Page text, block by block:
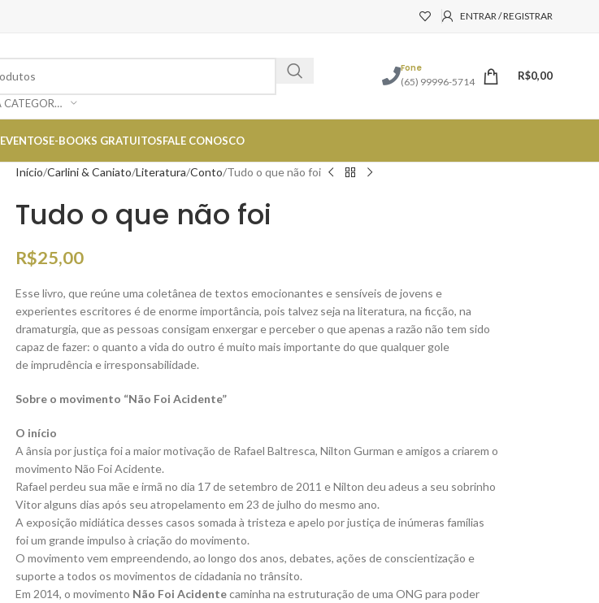
ENTRAR / REGISTRAR
SELECIONE A CATEGORIA
Fone
(65) 99996-5714
R$0,00
EVENTOSE-BOOKS GRATUITOSFALE CONOSCO
Início Carlini & Caniato Literatura Conto Tudo o que não foi
Tudo o que não foi
R$25,00
Esse livro, que reúne uma coletânea de textos emocionantes e sensíveis de jovens e
experientes escritores é de enorme importância, pois talvez seja na literatura, na ficção, na
dramaturgia, que as pessoas consigam enxergar e perceber o que apenas a razão não tem sido
capaz de fazer: o quanto a vida do outro é muito mais importante do que qualquer gole
de imprudência e irresponsabilidade.
Sobre o movimento “Não Foi Acidente”
O início
A ânsia por justiça foi a maior motivação de Rafael Baltresca, Nilton Gurman e amigos a criarem o
movimento Não Foi Acidente.
Rafael perdeu sua mãe e irmã no dia 17 de setembro de 2011 e Nilton deu adeus a seu sobrinho
Vitor alguns dias após seu atropelamento em 23 de julho do mesmo ano.
A exposição midiática desses casos somada à tristeza e apelo por justiça de inúmeras famílias
foi um grande impulso à criação do movimento.
O movimento vem empreendendo, ao longo dos anos, debates, ações de conscientização e
suporte a todos os movimentos de cidadania no trânsito.
Em 2014, o movimento Não Foi Acidentecaminha na estruturação de uma ONG para poder